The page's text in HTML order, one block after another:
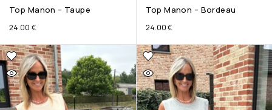
Top Manon – Taupe
24.00 €
Top Manon – Bordeau
24.00€